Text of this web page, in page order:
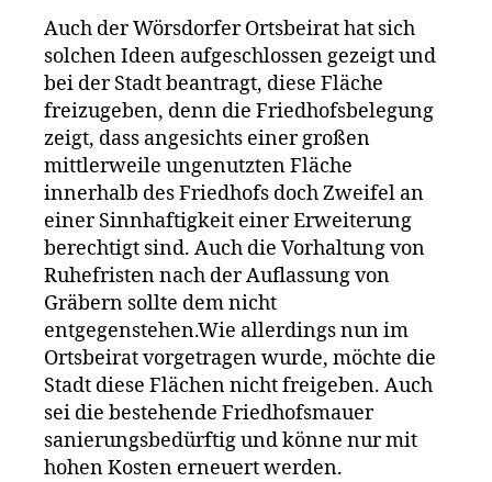
Auch der Wörsdorfer Ortsbeirat hat sich
solchen Ideen aufgeschlossen gezeigt und
bei der Stadt beantragt, diese Fläche
freizugeben, denn die Friedhofsbelegung
zeigt, dass angesichts einer großen
mittlerweile ungenutzten Fläche
innerhalb des Friedhofs doch Zweifel an
einer Sinnhaftigkeit einer Erweiterung
berechtigt sind. Auch die Vorhaltung von
Ruhefristen nach der Auflassung von
Gräbern sollte dem nicht
entgegenstehen.Wie allerdings nun im
Ortsbeirat vorgetragen wurde, möchte die
Stadt diese Flächen nicht freigeben. Auch
sei die bestehende Friedhofsmauer
sanierungsbedürftig und könne nur mit
hohen Kosten erneuert werden.